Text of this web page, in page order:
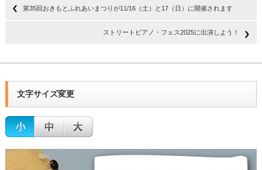
第35回おきもとふれあいまつりが11/16（土）と17（日）に開催されます
ストリートピアノ・フェス2025に出演しよう！
文字サイズ変更